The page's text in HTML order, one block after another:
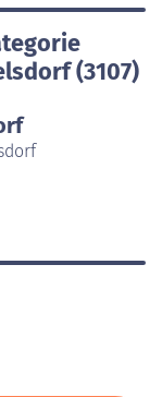
(3107)